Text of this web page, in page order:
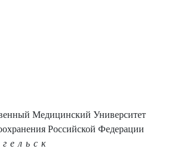
Медицинский Университет
Российской Федерации